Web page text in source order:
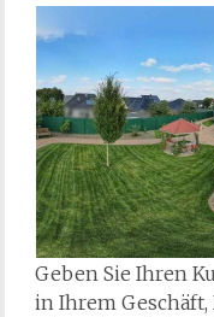
Geben Sie Ihren
in Ihrem